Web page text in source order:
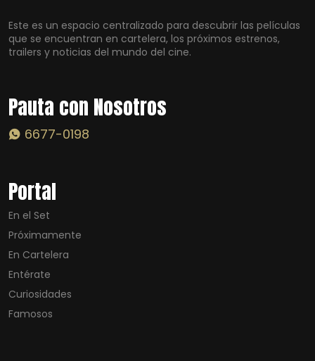
Este es un espacio centralizado para descubrir las películas
que se encuentran en cartelera, los próximos estrenos,
trailers y noticias del mundo del cine.
Pauta con Nosotros
6677-0198
Portal
En el Set
Próximamente
En Cartelera
Entérate
Curiosidades
Famosos